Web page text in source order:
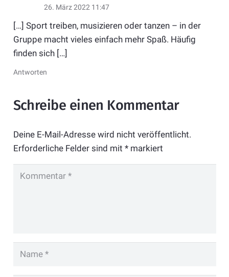
26. März 2022 11:47
[…] Sport treiben, musizieren oder tanzen – in der
Gruppe macht vieles einfach mehr Spaß. Häufig
finden sich […]
Antworten
Schreibe einen Kommentar
Deine E-Mail-Adresse wird nicht veröffentlicht.
Erforderliche Felder sind mit *markiert